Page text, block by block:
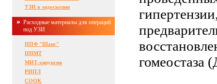
УЗИ в эндоскопии
Расходные материалы для операций
под УЗИ
НПФ "Шанс"
ЦНМТ
МИТ-хирургия
РИПЛ
COOK